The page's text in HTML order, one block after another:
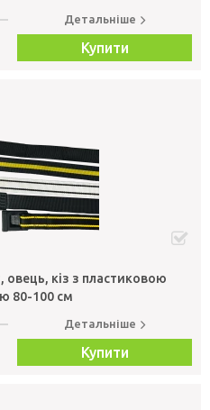
Детальніше
Купити
кіз з пластиковою
80-100 см
Детальніше
Купити